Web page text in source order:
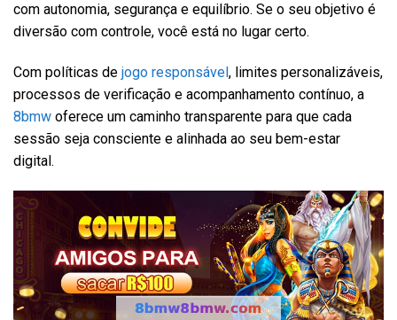
com autonomia, segurança e equilíbrio. Se o seu objetivo é
diversão com controle, você está no lugar certo.
Com políticas de jogo responsável, limites personalizáveis,
processos de verificação e acompanhamento contínuo, a
8bmw oferece um caminho transparente para que cada
sessão seja consciente e alinhada ao seu bem-estar
digital.